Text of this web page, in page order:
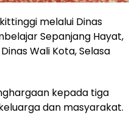
melalui Dinas
Sepanjang Hayat,
Wali Kota, Selasa
kepada tiga
dan masyarakat.